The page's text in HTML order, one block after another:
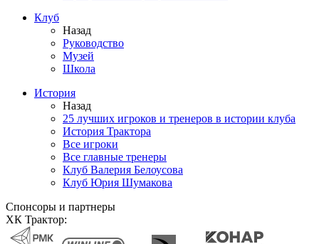
Клуб
Назад
Руководство
Музей
Школа
История
Назад
25 лучших игроков и тренеров в истории клуба
История Трактора
Все игроки
Все главные тренеры
Клуб Валерия Белоусова
Клуб Юрия Шумакова
Спонсоры и партнеры
ХК Трактор: